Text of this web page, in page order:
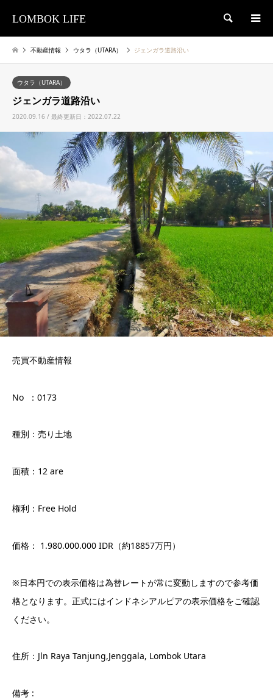
LOMBOK LIFE 検索
不動産情報 ウタラ（UTARA） ジェンガラ道路沿い
ウタラ（UTARA）
ジェンガラ道路沿い
2020.09.16 / 最終更新日：2022.07.22
売買不動産情報
No ：0173
種別：売り土地
面積：12 are
権利：Free Hold
価格： 1.980.000.000 IDR（約18857万円）
※日本円での表示価格は為替レートが常に変動しますので参考価
格となります。正式にはインドネシアルピアの表示価格をご確認
ください。
住所：Jln Raya Tanjung,Jenggala, Lombok Utara
備考 :